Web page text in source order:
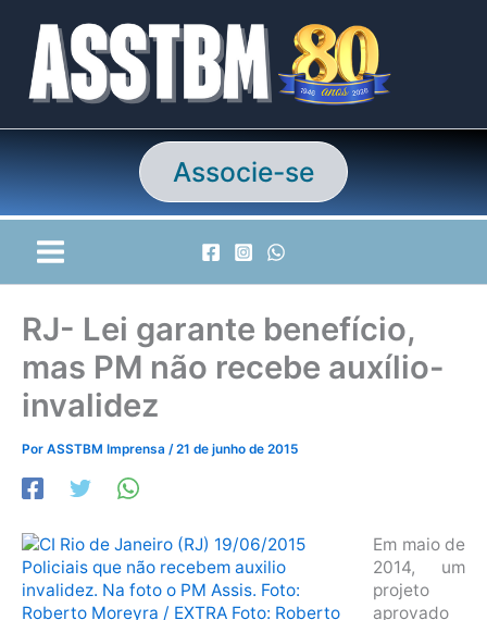
conteúdo
Associe-se
RJ- Lei garante benefício,
mas PM não recebe auxílio-
invalidez
Por ASSTBM Imprensa /21 de junho de 2015
Em maio de
2014, um
projeto
aprovado